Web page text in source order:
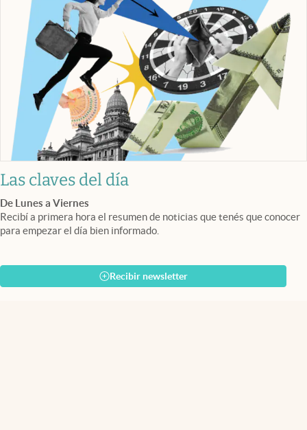
Las claves del día
De Lunes a Viernes
Recibí a primera hora el resumen de noticias que tenés que conocer
para empezar el día bien informado.
Recibir newsletter